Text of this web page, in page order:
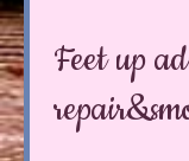
Feet up